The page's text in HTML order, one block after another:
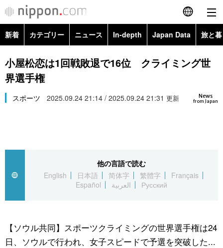
English
简体字
Русский
カテゴリー
経済・ビジネス
国際
文化
トップ
アーカイブ
In-depth
Japan Data
動画/Live
新着 カテゴリー ニュース In-depth Japan Data 旅と
政治・外交
経済・ビジネス
スポーツ・東京2020
Topics
小屋松恋は1回戦敗退で16位 クライミング世
界選手権
News
from Japan
スポーツ 2025.09.24 21:14 / 2025.09.24 21:31 更新
他の言語で読む
English
日本語 简体字 繁體字
Français
Español
العربية Русский
【ソウル共同】スポーツクライミングの世界選手権は24
日、ソウルで行われ、女子スピードで予選を突破した...